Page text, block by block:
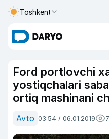
Toshkent
Ford portlovchi
yostiqchalari
ortiq mashinani
Avto 03:54 / 06.01.2019